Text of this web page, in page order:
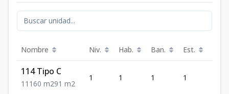
Nombre Niv. Hab. Ban. Est.
114 Tipo C
1 1 1 60 m291 m2
1 1 1 1